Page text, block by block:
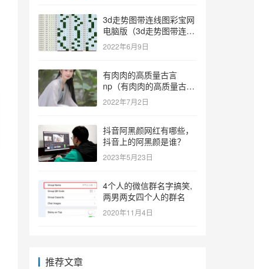
3d走势图带连线图彩宝网
电脑版（3d走势图带连线
图彩宝网手机版）
2022年6月9日
有肉肉的高质量古言
np（有肉肉的高质量古言
np推荐）
2022年7月2日
抖音阿黑颜网红有哪些，
抖音上的阿黑颜是谁？
2023年5月23日
4个人的微信群名字搞笑,
两男两女四个人的群名
2020年11月4日
推荐文章